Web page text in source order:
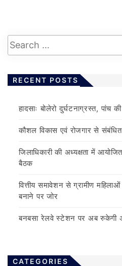
RECENT POSTS
हादसाः बोलेरो दुर्घटनाग्रस्त, पांच
कौशल विकास एवं रोजगार से
जिलाधिकारी की अध्यक्षता में
बैठक
वित्तीय समावेशन से ग्रामीण
बनाने पर जोर
बनबसा रेलवे स्टेशन पर अब
CATEGORIES